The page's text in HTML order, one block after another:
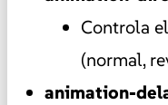
Controla
(normal,
animation-